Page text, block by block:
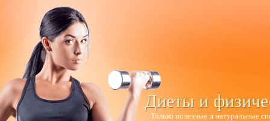
Диеты и
Только полезные и натуральные